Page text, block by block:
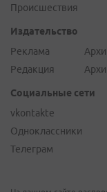
Происшествия
Издательство
Реклама
Редакция
Социальные сети
vkontakte
Одноклассники
Телеграм